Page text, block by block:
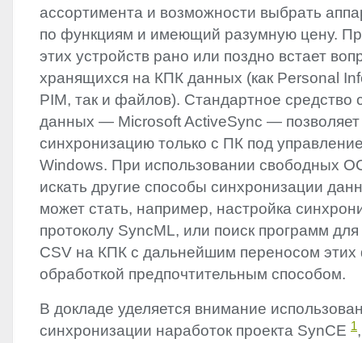
ассортимента и возможности выбрать
по функциям и имеющий разумную цену.
этих устройств рано или поздно встает
хранящихся на КПК данных (как Personal
PIM, так и файлов). Стандартное средство
данных — Microsoft ActiveSync — позволяет
синхронизацию только с ПК под
Windows. При использовании свободных
искать другие способы синхронизации
может стать, например, настройка
протоколу SyncML, или поиск программ
CSV на КПК с дальнейшим переносом
обработкой предпочтительным способом.
В докладе уделяется внимание
синхронизации наработок проекта SynCE 1